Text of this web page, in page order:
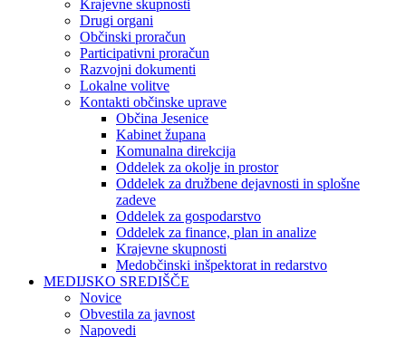
Krajevne skupnosti
Drugi organi
Občinski proračun
Participativni proračun
Razvojni dokumenti
Lokalne volitve
Kontakti občinske uprave
Občina Jesenice
Kabinet župana
Komunalna direkcija
Oddelek za okolje in prostor
Oddelek za družbene dejavnosti in splošne
zadeve
Oddelek za gospodarstvo
Oddelek za finance, plan in analize
Krajevne skupnosti
Medobčinski inšpektorat in redarstvo
MEDIJSKO SREDIŠČE
Novice
Obvestila za javnost
Napovedi